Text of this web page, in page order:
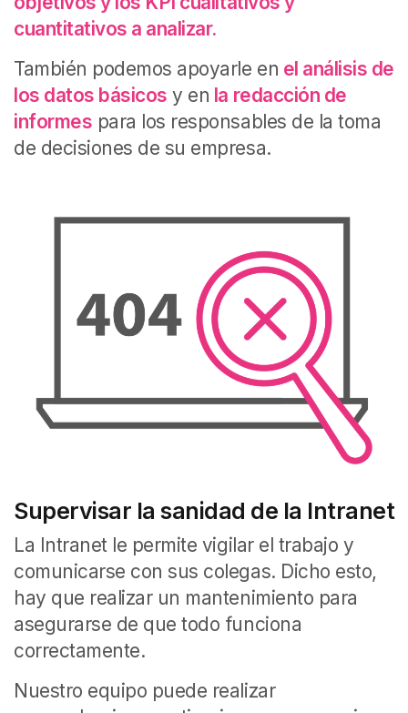
cuantitativos a analizar.
También podemos apoyarle en el análisis de
los datos básicos y en la redacción de
informes para los responsables de la toma
de decisiones de su empresa.
Supervisar la sanidad de la Intranet
La Intranet le permite vigilar el trabajo y
comunicarse con sus colegas. Dicho esto,
hay que realizar un mantenimiento para
asegurarse de que todo funciona
correctamente.
Nuestro equipo puede realizar